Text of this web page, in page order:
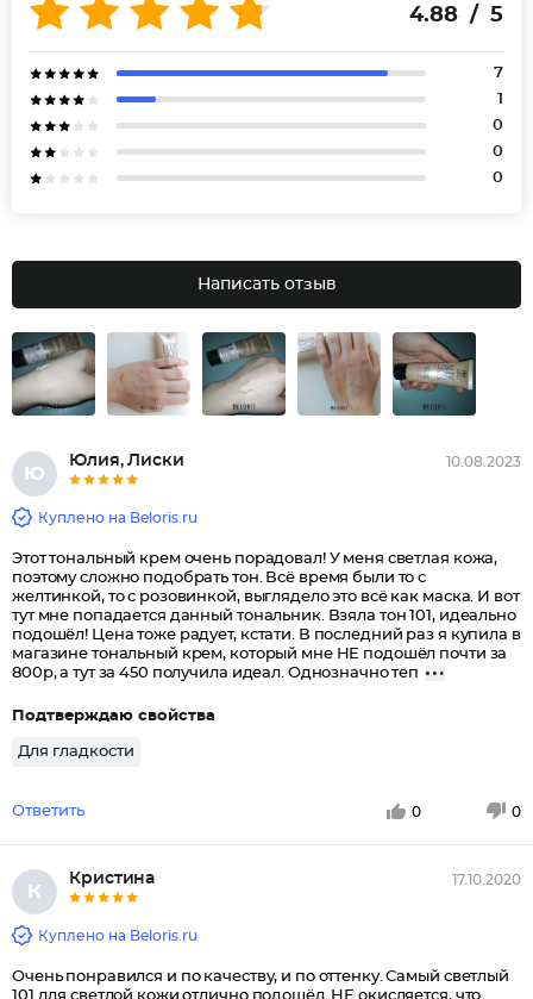
4.88 / 5
7
1
0
0
0
Написать отзыв
Ю
Юлия, Лиски 10.08.2023
Куплено на Beloris.ru
Этот тональный крем очень порадовал! У меня светлая кожа,
поэтому сложно подобрать тон. Всё время были то с
желтинкой, то с розовинкой, выглядело это всё как маска. И вот
тут мне попадается данный тональник. Взяла тон 101, идеально
подошёл! Цена тоже радует, кстати. В последний раз я купила в
магазине тональный крем, который мне НЕ подошёл почти за
800р, а тут за 450 получила идеал. Однозначно теп
Подтверждаю свойства
Для гладкости
Ответить 0 0
К
Кристина 17.10.2020
Куплено на Beloris.ru
Очень понравился и по качеству, и по оттенку. Самый светлый